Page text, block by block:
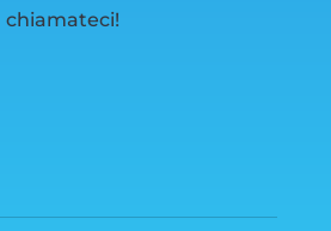
chiamateci!